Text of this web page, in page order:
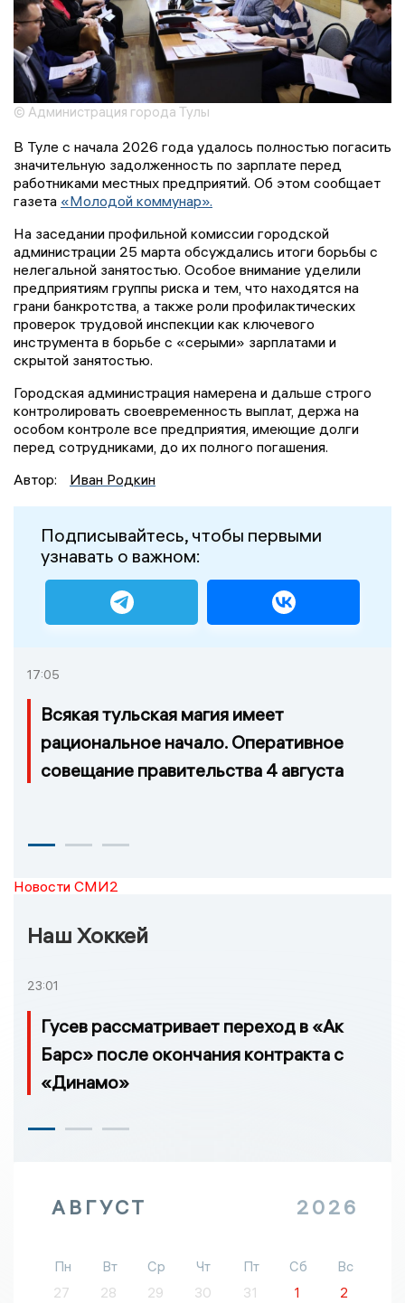
© Администрация города Тулы
В Туле с начала 2026 года удалось полностью погасить
значительную задолженность по зарплате перед
работниками местных предприятий. Об этом сообщает
газета «Молодой коммунар».
На заседании профильной комиссии городской
администрации 25 марта обсуждались итоги борьбы с
нелегальной занятостью. Особое внимание уделили
предприятиям группы риска и тем, что находятся на
грани банкротства, а также роли профилактических
проверок трудовой инспекции как ключевого
инструмента в борьбе с «серыми» зарплатами и
скрытой занятостью.
Городская администрация намерена и дальше строго
контролировать своевременность выплат, держа на
особом контроле все предприятия, имеющие долги
перед сотрудниками, до их полного погашения.
Автор:
Иван Родкин
Подписывайтесь, чтобы первыми
узнавать о важном:
17:05
Всякая тульская магия имеет
рациональное начало. Оперативное
совещание правительства 4 августа
Новости СМИ2
Наш Хоккей
23:01
Гусев рассматривает переход в «Ак
Барс» после окончания контракта с
«Динамо»
АВГУСТ 2026
Пн Вт Ср Чт Пт Сб
Вс
27
28 29 30 31 1
2